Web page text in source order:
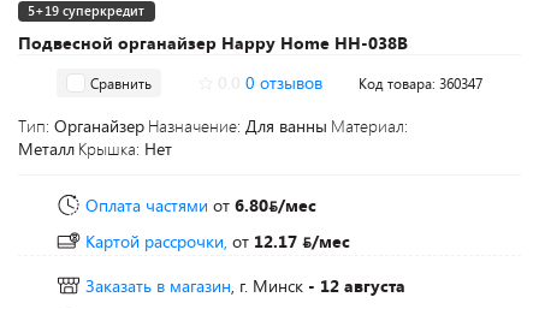
Подвесной органайзер Happy Home HH-038B
5+19 суперкредит
Сравнить 0 отзывов Код товара: 360347
Тип: Органайзер Назначение: Для ванны Материал:
Металл Крышка: Нет
Оплата частями от 6.80 /мес
Картой рассрочки, от 12.17
/мес
Заказать в магазин, г. Минск - 12 августа